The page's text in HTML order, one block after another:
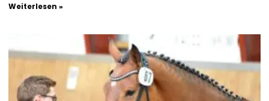
Weiterlesen »